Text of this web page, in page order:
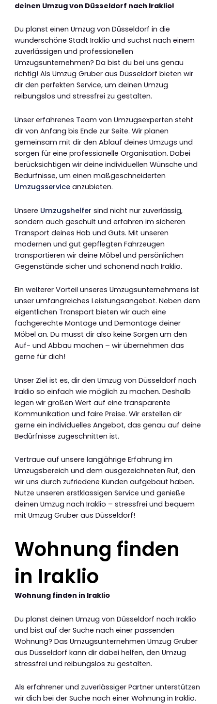
deinen Umzug von Düsseldorf nach Iraklio!
Du planst einen Umzug von Düsseldorf in die
wunderschöne Stadt Iraklio und suchst nach einem
zuverlässigen und professionellen
Umzugsunternehmen? Da bist du bei uns genau
richtig! Als Umzug Gruber aus Düsseldorf bieten wir
dir den perfekten Service, um deinen Umzug
reibungslos und stressfrei zu gestalten.
Unser erfahrenes Team von Umzugsexperten steht
dir von Anfang bis Ende zur Seite. Wir planen
gemeinsam mit dir den Ablauf deines Umzugs und
sorgen für eine professionelle Organisation. Dabei
berücksichtigen wir deine individuellen Wünsche und
Bedürfnisse, um einen maßgeschneiderten
Umzugsservice anzubieten.
Unsere Umzugshelfer sind nicht nur zuverlässig,
sondern auch geschult und erfahren im sicheren
Transport deines Hab und Guts. Mit unseren
modernen und gut gepflegten Fahrzeugen
transportieren wir deine Möbel und persönlichen
Gegenstände sicher und schonend nach Iraklio.
Ein weiterer Vorteil unseres Umzugsunternehmens ist
unser umfangreiches Leistungsangebot. Neben dem
eigentlichen Transport bieten wir auch eine
fachgerechte Montage und Demontage deiner
Möbel an. Du musst dir also keine Sorgen um den
Auf- und Abbau machen – wir übernehmen das
gerne für dich!
Unser Ziel ist es, dir den Umzug von Düsseldorf nach
Iraklio so einfach wie möglich zu machen. Deshalb
legen wir großen Wert auf eine transparente
Kommunikation und faire Preise. Wir erstellen dir
gerne ein individuelles Angebot, das genau auf deine
Bedürfnisse zugeschnitten ist.
Vertraue auf unsere langjährige Erfahrung im
Umzugsbereich und dem ausgezeichneten Ruf, den
wir uns durch zufriedene Kunden aufgebaut haben.
Nutze unseren erstklassigen Service und genieße
deinen Umzug nach Iraklio – stressfrei und bequem
mit Umzug Gruber aus Düsseldorf!
Wohnung finden
in Iraklio
Wohnung finden in Iraklio
Du planst deinen Umzug von Düsseldorf nach Iraklio
und bist auf der Suche nach einer passenden
Wohnung? Das Umzugsunternehmen Umzug Gruber
aus Düsseldorf kann dir dabei helfen, den Umzug
stressfrei und reibungslos zu gestalten.
Als erfahrener und zuverlässiger Partner unterstützen
wir dich bei der Suche nach einer Wohnung in Iraklio.